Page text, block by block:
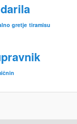
gretje tiramisu